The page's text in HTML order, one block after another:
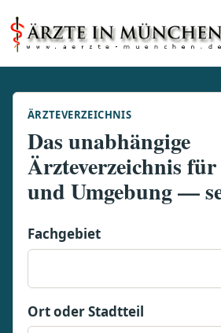
ÄRZTEVERZEICHNIS
Das unabhängige
Ärzteverzeichnis
und Umgebung —
Fachgebiet
Ort oder Stadtteil